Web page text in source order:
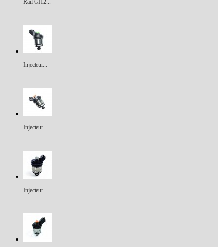
Rail GI12...
Injecteur...
Injecteur...
Injecteur...